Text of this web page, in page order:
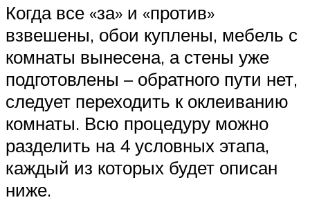
Когда все «за» и «против»
взвешены, обои куплены, мебель с
комнаты вынесена, а стены уже
подготовлены – обратного пути нет,
следует переходить к оклеиванию
комнаты. Всю процедуру можно
разделить на 4 условных этапа,
каждый из которых будет описан
ниже.